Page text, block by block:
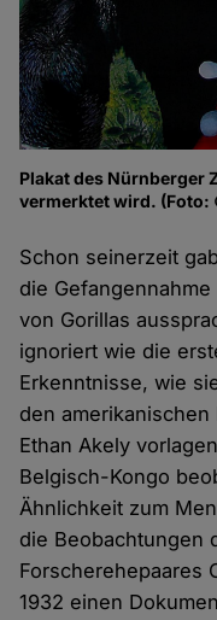
Plakat des Nürnberger
vermerktet wird. (Foto:
Schon seinerzeit
die
von Gorillas
ignoriert wie die
Erkenntnisse, wie
den
Ethan Akely
Belgisch-Kongo
Ähnlichkeit zum
die Beobachtungen
Forscherehepaares
1932 einen